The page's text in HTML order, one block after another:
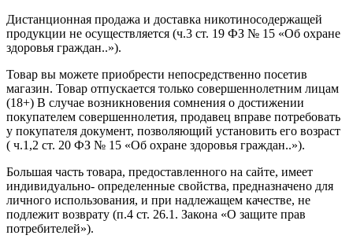
Дистанционная продажа и доставка никотиносодержащей
продукции не осуществляется (ч.3 ст. 19 ФЗ № 15 «Об охране
здоровья граждан..»).
Товар вы можете приобрести непосредственно посетив
магазин. Товар отпускается только совершеннолетним лицам
(18+) В случае возникновения сомнения о достижении
покупателем совершеннолетия, продавец вправе потребовать
у покупателя документ, позволяющий установить его возраст
( ч.1,2 ст. 20 ФЗ № 15 «Об охране здоровья граждан..»).
Большая часть товара, предоставленного на сайте, имеет
индивидуально- определенные свойства, предназначено для
личного использования, и при надлежащем качестве, не
подлежит возврату (п.4 ст. 26.1. Закона «О защите прав
потребителей»).